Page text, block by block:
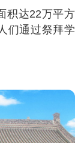
积达22万平方
们通过祭拜学